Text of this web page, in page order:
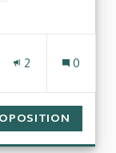
de France
2 0